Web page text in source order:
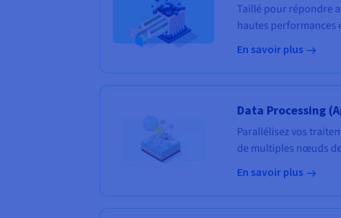
Taillé pour répondre
hautes performances
En savoir plus
Data Processing
Parallélisez vos
de multiples nœuds
En savoir plus